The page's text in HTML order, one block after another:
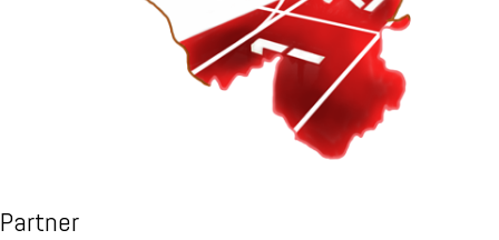
Partner